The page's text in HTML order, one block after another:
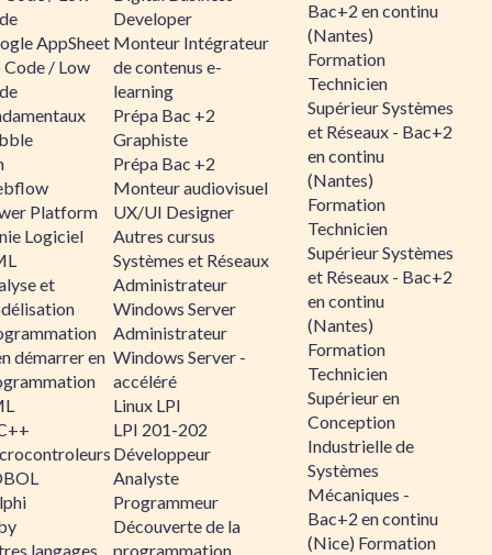
AppSheet
/ Low
Platform
Logiciel
et
démarrer en
langages
Developer
Monteur Intégrateur
de contenus e-
learning
Prépa Bac +2
Graphiste
Prépa Bac +2
Monteur audiovisuel
UX/UI Designer
Autres cursus
Systèmes et Réseaux
Administrateur
Windows Server
Administrateur
Windows Server -
accéléré
Linux LPI
LPI 201-202
Développeur
Analyste
Programmeur
Découverte de la
programmation
Bac+2 en continu
(Nantes)
Formation
Technicien
Supérieur Systèmes
et Réseaux - Bac+2
en continu
(Nantes)
Formation
Technicien
Supérieur Systèmes
et Réseaux - Bac+2
en continu
(Nantes)
Formation
Technicien
Supérieur en
Conception
Industrielle de
Systèmes
Mécaniques -
Bac+2 en continu
(Nice) Formation